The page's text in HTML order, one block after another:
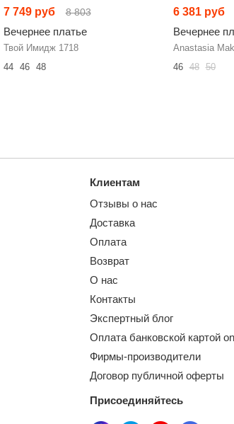
7 749 руб 8 803
Вечернее платье
Твой Имидж 1718
44
46 48
6 381 руб
Вечернее
Anastasia
46 48 50
Клиентам
Отзывы о нас
Доставка
Оплата
Возврат
О нас
Контакты
Экспертный блог
Оплата банковской картой
Фирмы-производители
Договор публичной оферты
Присоединяйтесь